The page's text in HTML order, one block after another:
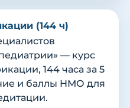
(144 ч)
— курс
144 часа за 5
и баллы НМО для